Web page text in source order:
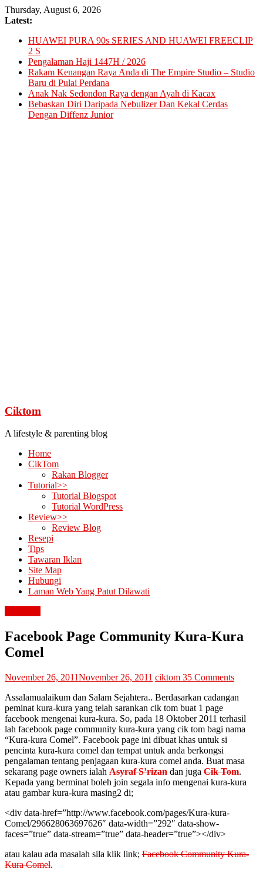
Skip
to
Thursday, August 6, 2026
Latest:
HUAWEI PURA 90s SERIES AND HUAWEI FREECLIP
2 S
Pengalaman Haji 1447H / 2026
Rakam Kenangan Raya Anda di The Empire Studio – Studio
Baru di Pulai Perdana
Anak Nak Sedondon Raya dengan Ayah di Kacax
Bebaskan Diri Daripada Nebulizer Dan Kekal Cerdas
Dengan Diffenz Junior
Ciktom
A lifestyle & parenting blog
Home
CikTom
Rakan Blogger
Tutorial>>
Tutorial Blogspot
Tutorial WordPress
Review>>
Review Blog
Resepi
Tips
Tawaran Iklan
Site Map
Hubungi
Laman Web Yang Patut Dilawati
Facebook Page Community Kura-Kura
Comel
November 26, 2011November 26, 2011 ciktom 35 Comments
Assalamualaikum dan Salam Sejahtera.. Berdasarkan cadangan
peminat kura-kura yang telah sarankan cik tom buat 1 page
facebook mengenai kura-kura. So, pada 18 Oktober 2011 terhasil
lah facebook page community kura-kura yang cik tom bagi nama
“Kura-kura Comel”. Facebook page ini dibuat khas untuk si
pencinta kura-kura comel dan tempat untuk anda berkongsi
pengalaman tentang penjagaan kura-kura comel anda. Buat masa
sekarang page owners ialah Asyraf S’rizan dan juga Cik Tom.
Kepada yang berminat boleh join segala info mengenai kura-kura
atau gambar kura-kura masing2 di;
<div data-href=”http://www.facebook.com/pages/Kura-kura-
Comel/296628063697626″ data-width=”292″ data-show-
faces=”true” data-stream=”true” data-header=”true”></div>
atau kalau ada masalah sila klik link; Facebook Community Kura-
Kura Comel.